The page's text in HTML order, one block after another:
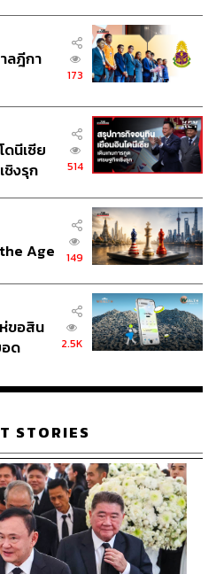
ลฎีกา
173
นีเซีย
ชิงรุก
514
Age
149
ขอสิน
อด
2.5K
STORIES